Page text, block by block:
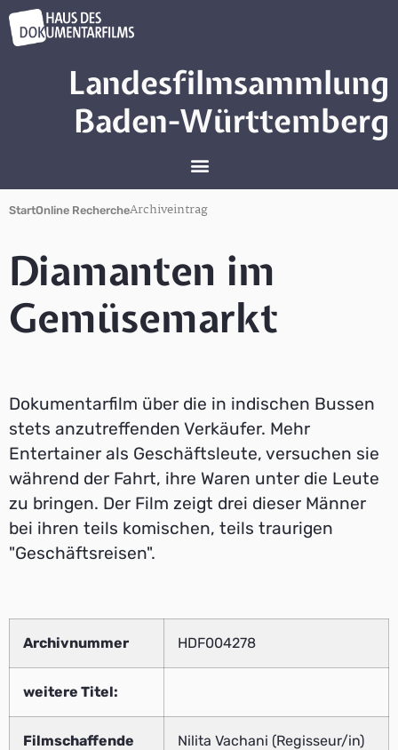
Landesfilmsammlung
Baden-Württemberg
StartOnline RechercheArchiveintrag
Diamanten im
Gemüsemarkt
Dokumentarfilm über die in indischen Bussen
stets anzutreffenden Verkäufer. Mehr
Entertainer als Geschäftsleute, versuchen sie
während der Fahrt, ihre Waren unter die Leute
zu bringen. Der Film zeigt drei dieser Männer
bei ihren teils komischen, teils traurigen
"Geschäftsreisen".
Archivnummer HDF004278
weitere Titel:
Filmschaffende
Nilita Vachani (Regisseur/in)